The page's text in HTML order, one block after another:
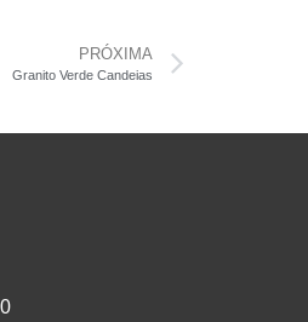
PRÓXIMA
Granito Verde Candeias